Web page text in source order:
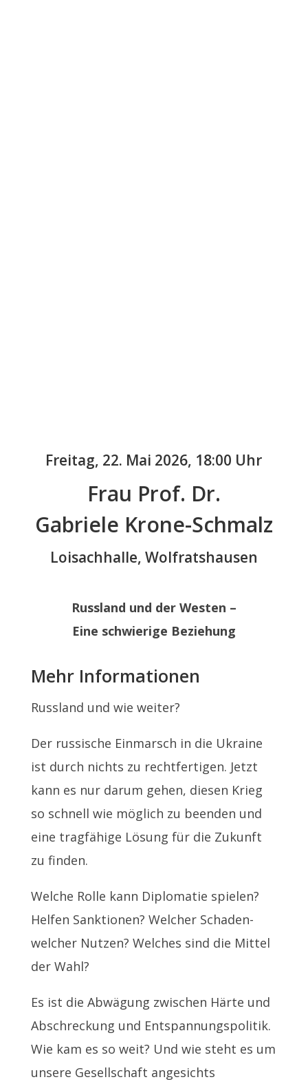
Freitag, 22. Mai 2026, 18:00 Uhr
Frau Prof. Dr.
Gabriele Krone-Schmalz
Loisachhalle, Wolfratshausen
Russland und der Westen –
Eine schwierige Beziehung
Mehr Informationen
Russland und wie weiter?
Der russische Einmarsch in die Ukraine
ist durch nichts zu rechtfertigen. Jetzt
kann es nur darum gehen, diesen Krieg
so schnell wie möglich zu beenden und
eine tragfähige Lösung für die Zukunft
zu finden.
Welche Rolle kann Diplomatie spielen?
Helfen Sanktionen? Welcher Schaden-
welcher Nutzen? Welches sind die Mittel
der Wahl?
Es ist die Abwägung zwischen Härte und
Abschreckung und Entspannungspolitik.
Wie kam es so weit? Und wie steht es um
unsere Gesellschaft angesichts